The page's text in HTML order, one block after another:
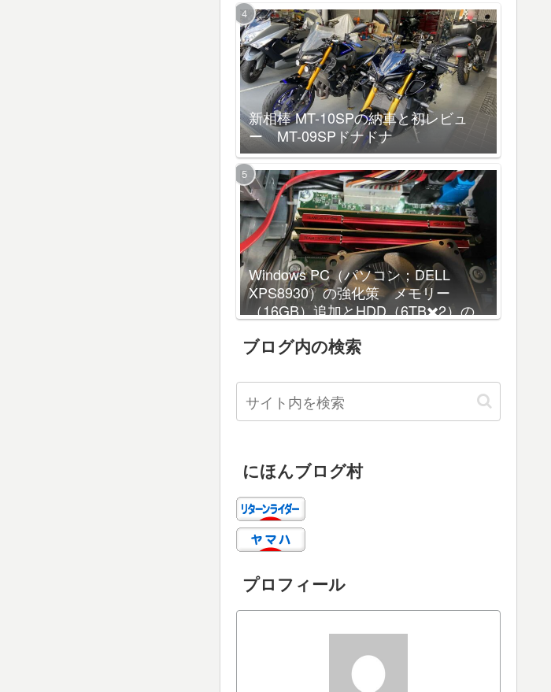
新相棒 MT-10SPの納車と初レビュ
ー MT-09SPドナドナ
Windows PC（パソコン；DELL
XPS8930）の強化策 メモリー
（16GB）追加とHDD（6TB✖️2）の
ブログ内の検索
にほんブログ村
プロフィール